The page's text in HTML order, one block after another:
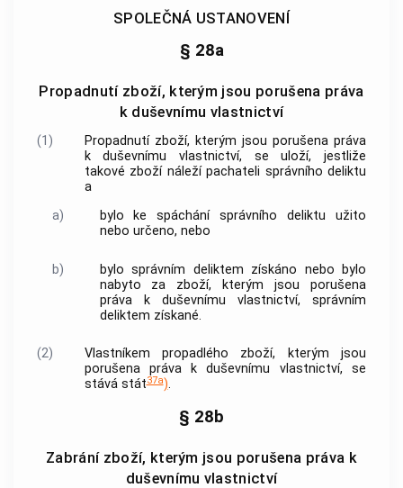
SPOLEČNÁ USTANOVENÍ
§ 28a
Propadnutí zboží, kterým jsou porušena práva
k duševnímu vlastnictví
(1)
Propadnutí zboží, kterým jsou porušena práva
k duševnímu vlastnictví, se uloží, jestliže
takové zboží náleží pachateli správního deliktu
a
a)
bylo ke spáchání správního deliktu užito
nebo určeno, nebo
b)
bylo správním deliktem získáno nebo bylo
nabyto za zboží, kterým jsou porušena
práva k duševnímu vlastnictví, správním
deliktem získané.
(2)
Vlastníkem propadlého zboží, kterým jsou
porušena práva k duševnímu vlastnictví, se
stává stát37a).
§ 28b
Zabrání zboží, kterým jsou porušena práva k
duševnímu vlastnictví